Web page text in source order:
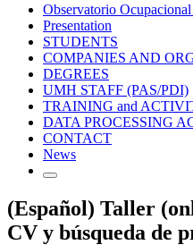
Observatorio
Presentation
STUDENTS
COMPANIES AND
DEGREES
UMH STAFF (PAS/PDI)
TRAINING and
DATA PROCESSING
CONTACT
News
(Español) Taller
CV y búsqueda de